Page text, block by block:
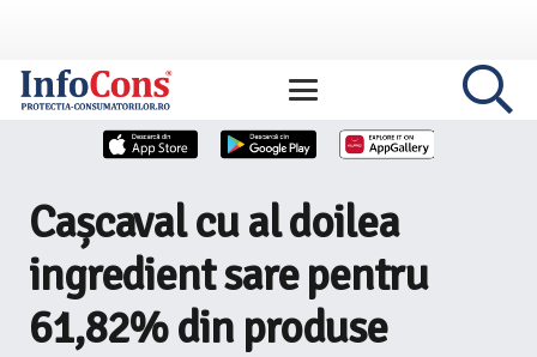
Cașcaval cu al doilea
ingredient sare pentru
61,82% din produse